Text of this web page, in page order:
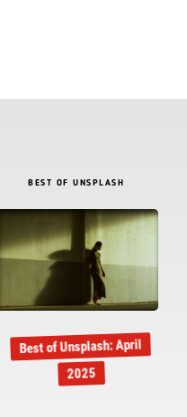
BEST OF UNSPLASH
Best of Unsplash: April
2025